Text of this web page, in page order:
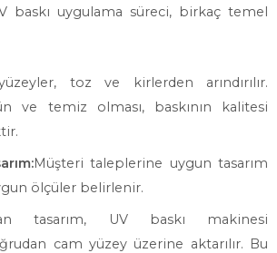
baskı uygulama süreci, birkaç temel
toz ve kirlerden arındırılır.
ve temiz olması, baskının kalitesi
Müşteri taleplerine uygun tasarım
ölçüler belirlenir.
tasarım, UV baskı makinesi
cam yüzey üzerine aktarılır. Bu